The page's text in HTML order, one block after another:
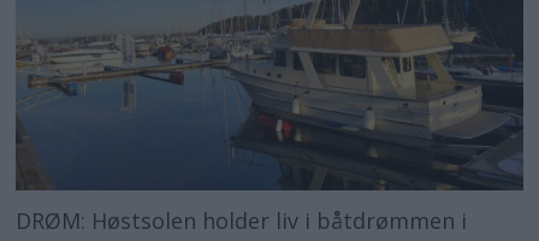
DRØM: Høstsolen holder liv i båtdrømmen i